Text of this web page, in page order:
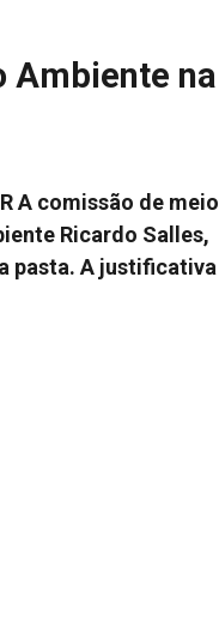
Ambiente na
A comissão de meio
Ricardo Salles,
pasta. A justificativa